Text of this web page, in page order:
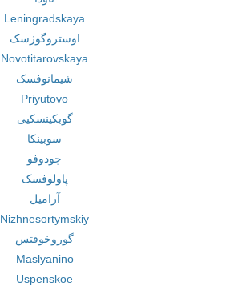
Leningradskaya
اوستروگوژسک
Novotitarovskaya
شیمانوفسک
Priyutovo
گوبکینسکیی
سوبینکا
چودوفو
پاولوفسک
آرامیل
Nizhnesortymskiy
گوروخوفتس
Maslyanino
Uspenskoe